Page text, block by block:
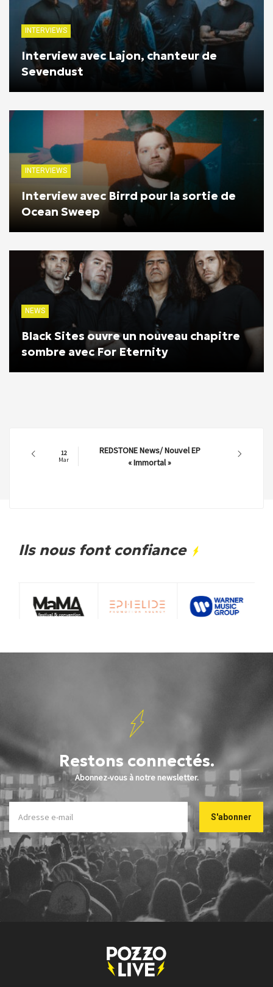
INTERVIEWS
Interview avec Lajon, chanteur de
Sevendust
INTERVIEWS
Interview avec Birrd pour la sortie de
Ocean Sweep
NEWS
Black Sites ouvre un nouveau chapitre
sombre avec For Eternity
12
Mar
REDSTONE News/ Nouvel EP
« Immortal »
Ils nous font confiance
Restons connectés.
Abonnez-vous à notre newsletter.